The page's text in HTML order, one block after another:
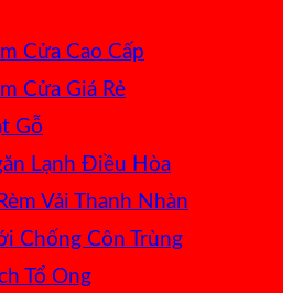
Cửa Cao Cấp
Cửa Giá Rẻ
Gỗ
Lạnh Điều Hòa
Vải Thanh Nhàn
Chống Côn Trùng
Tổ Ong